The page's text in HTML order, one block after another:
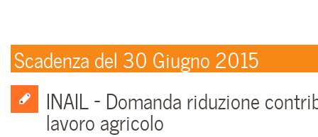
Scadenza del 30 Giugno 2015
INAIL – Domanda riduzione
lavoro agricolo